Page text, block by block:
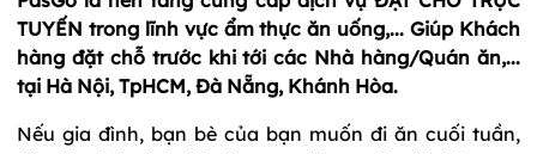
TUYẾN trong lĩnh vực ẩm thực ăn uống,... Giúp Khách
hàng đặt chỗ trước khi tới các Nhà hàng/Quán ăn,...
tại Hà Nội, TpHCM, Đà Nẵng, Khánh Hòa.
Nếu gia đình, bạn bè của bạn muốn đi ăn cuối tuần,